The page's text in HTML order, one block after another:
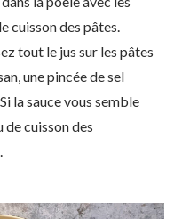
cuisson des pâtes.
tout le jus sur les pâtes
une pincée de sel
la sauce vous semble
de cuisson des